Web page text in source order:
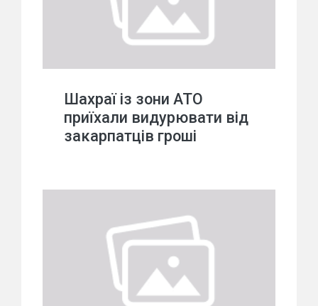
Шахраї із зони АТО
приїхали видурювати від
закарпатців гроші